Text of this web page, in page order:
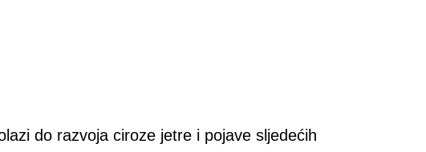
do razvoja ciroze jetre i pojave sljedećih